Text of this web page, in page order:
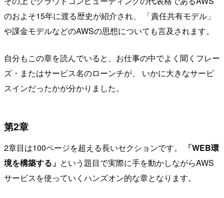
のおよそ15年に渡る歴史が紹介され、 「責任共有モデル」
や課金モデルなどのAWSの思想についても言及されます。
自分もこの章を読んでいると、お仕事の中でよく聞くフレー
ズ・またはサービス名のローンチが、 いかに大きなサービ
スインだったかが分かりました。
第2章
2章目は100ページを超える長いセクションです。
「WEB環
境を構築する」 という題目で実際に手を動かしながらAWS
サービスを使っていくハンズオン的な章となります。